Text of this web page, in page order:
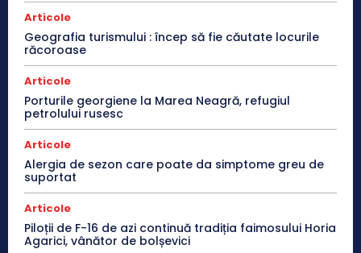
Articole
Geografia turismului : încep să fie căutate locurile
răcoroase
Articole
Porturile georgiene la Marea Neagră, refugiul
petrolului rusesc
Articole
Alergia de sezon care poate da simptome greu de
suportat
Articole
Piloții de F-16 de azi continuă tradiția faimosului Horia
Agarici, vânător de bolșevici